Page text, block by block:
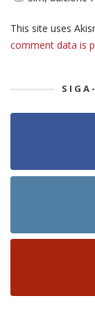
This site uses
comment data is